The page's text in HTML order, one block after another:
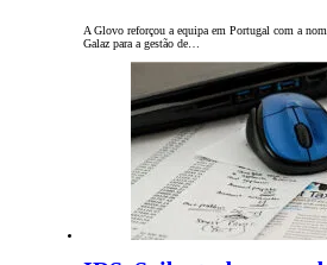
A Glovo reforçou a equipa em Portugal com a
Galaz para a gestão de…